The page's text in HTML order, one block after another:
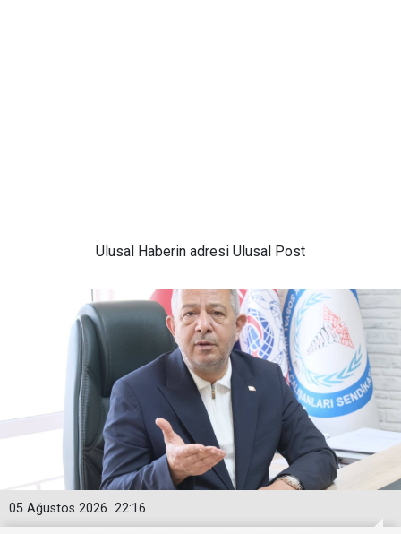
Ulusal Haberin adresi Ulusal Post
22:16
05 Ağustos 2026